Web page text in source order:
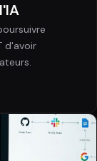
d'avoir